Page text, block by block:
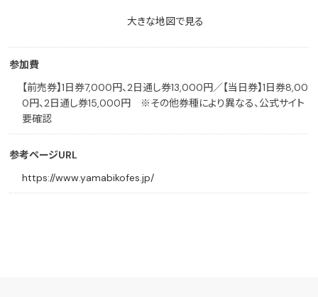
大きな地図で見る
参加費
【前売券】1日券7,000円、2日通し券13,000円／【当日券】1日券8,00
0円、2日通し券15,000円 ※その他券種により異なる、公式サイト
要確認
参考ページURL
https://www.yamabikofes.jp/